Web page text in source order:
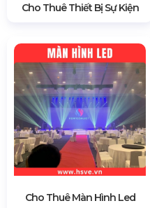
Cho Thuê Thiết Bị Sự Kiện
Cho Thuê Màn Hình Led